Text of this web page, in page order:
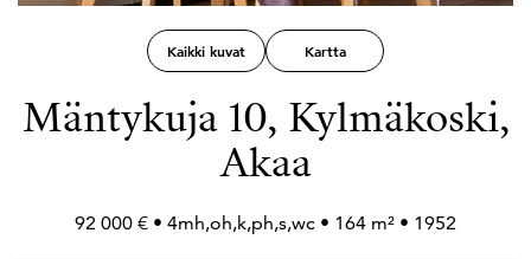
Kaikki kuvat Kartta
Mäntykuja 10, Kylmäkoski,
Akaa
92 000 € • 4mh,oh,k,ph,s,wc • 164 m² • 1952